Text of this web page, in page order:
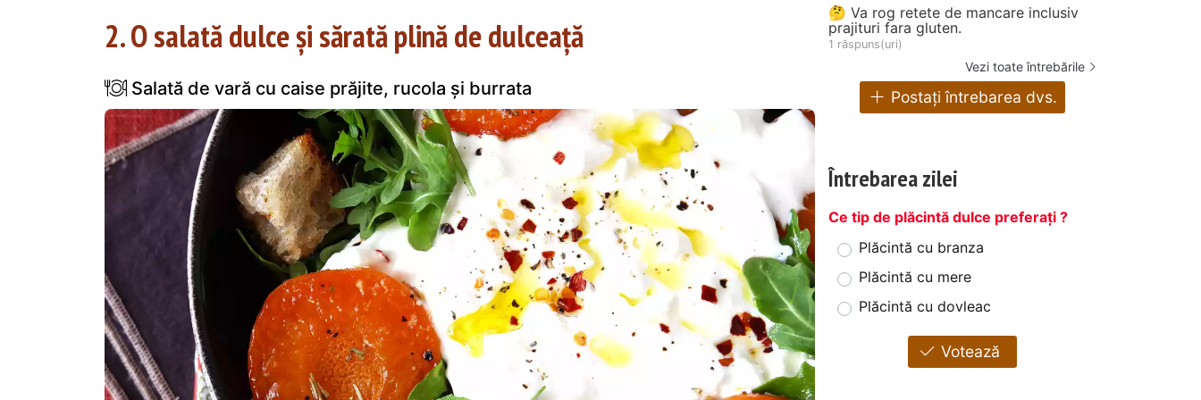
2. O salată dulce și sărată plină de dulceață
Salată de vară cu caise prăjite, rucola și burrata
🤔 Va rog retete de mancare inclusiv
prajituri fara gluten.
1 răspuns(uri)
Vezi toate întrebările
Postați întrebarea dvs.
Întrebarea zilei
Ce tip de plăcintă dulce preferați ?
Plăcintă cu branza
Plăcintă cu mere
Plăcintă cu dovleac
Votează